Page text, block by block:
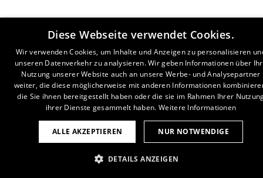
Diese Webseite verwendet Cookies.
Wir verwenden Cookies, um Inhalte und Anzeigen zu personalisieren
unseren Datenverkehr zu analysieren. Wir geben Informationen über
Nutzung unserer Website auch an unsere Werbe- und Analysepartner
weiter, die diese möglicherweise mit anderen Informationen
die Sie ihnen bereitgestellt haben oder die sie im Rahmen Ihrer
ihrer Dienste gesammelt haben. Weitere Informationen
ALLE AKZEPTIEREN NUR NOTWENDIGE
DETAILS ANZEIGEN